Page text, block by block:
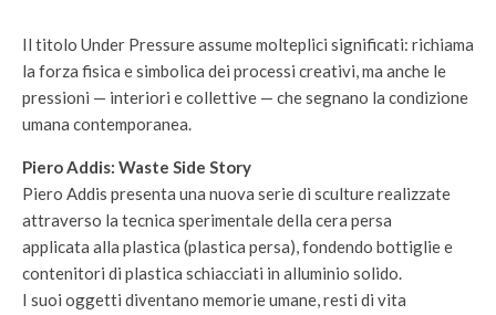
Il titolo Under Pressure assume molteplici significati: richiama
la forza fisica e simbolica dei processi creativi, ma anche le
pressioni — interiori e collettive — che segnano la condizione
umana contemporanea.
Piero Addis: Waste Side Story
Piero Addis presenta una nuova serie di sculture realizzate
attraverso la tecnica sperimentale della cera persa
applicata alla plastica (plastica persa), fondendo bottiglie e
contenitori di plastica schiacciati in alluminio solido.
I suoi oggetti diventano memorie umane, resti di vita